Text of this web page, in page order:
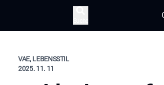
VAE, LEBENSSTIL
2025. 11. 11